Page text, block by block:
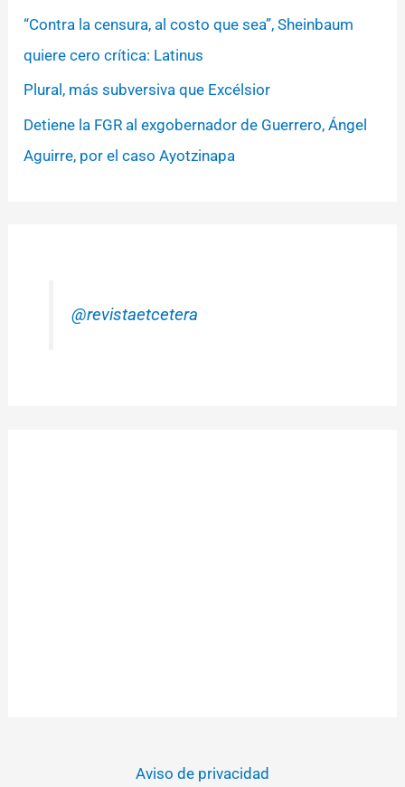
“Contra la censura, al costo que sea”, Sheinbaum
quiere cero crítica: Latinus
Plural, más subversiva que Excélsior
Detiene la FGR al exgobernador de Guerrero, Ángel
Aguirre, por el caso Ayotzinapa
@revistaetcetera
Aviso de privacidad